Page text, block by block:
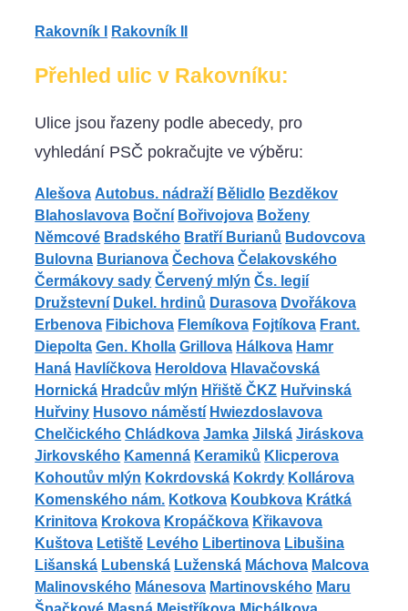
Rakovník I Rakovník II
Přehled ulic v Rakovníku:
Ulice jsou řazeny podle abecedy, pro
vyhledání PSČ pokračujte ve výběru:
Alešova Autobus. nádraží Bělidlo Bezděkov
Blahoslavova Boční Bořivojova Boženy
Němcové Bradského Bratří Burianů Budovcova
Bulovna Burianova Čechova Čelakovského
Čermákovy sady Červený mlýn Čs. legií
Družstevní Dukel. hrdinů Durasova Dvořákova
Erbenova Fibichova Flemíkova Fojtíkova Frant.
Diepolta Gen. Kholla Grillova Hálkova Hamr
Haná Havlíčkova Heroldova Hlavačovská
Hornická Hradcův mlýn Hřiště ČKZ Huřvinská
Huřviny Husovo náměstí Hwiezdoslavova
Chelčického Chládkova Jamka Jilská Jiráskova
Jirkovského Kamenná Keramiků Klicperova
Kohoutův mlýn Kokrdovská Kokrdy Kollárova
Komenského nám. Kotkova Koubkova Krátká
Krinitova Krokova Kropáčkova Křikavova
Kuštova Letiště Levého Libertinova Libušina
Lišanská Lubenská Luženská Máchova Malcova
Malinovského Mánesova Martinovského Maru